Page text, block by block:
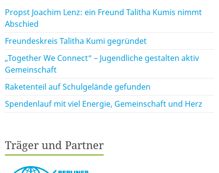
Propst Joachim Lenz: ein Freund Talitha Kumis nimmt
Abschied
Freundeskreis Talitha Kumi gegründet
„Together We Connect“ – Jugendliche gestalten aktiv
Gemeinschaft
Raketenteil auf Schulgelände gefunden
Spendenlauf mit viel Energie, Gemeinschaft und Herz
Träger und Partner